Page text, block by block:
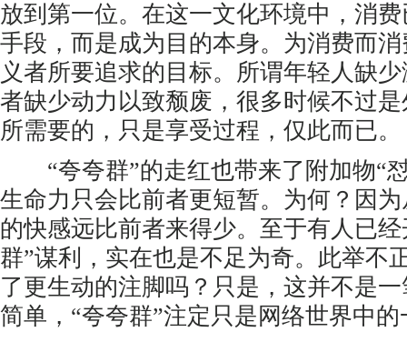
放到第一位。在这一文化环境中，消
手段，而是成为目的本身。为消费而
义者所要追求的目标。所谓年轻人缺
者缺少动力以致颓废，很多时候不过
所需要的，只是享受过程，仅此而已。
“夸夸群”的走红也带来了附加物“
生命力只会比前者更短暂。为何？因
的快感远比前者来得少。至于有人已
群”谋利，实在也是不足为奇。此举不
了更生动的注脚吗？只是，这并不是
简单，“夸夸群”注定只是网络世界中